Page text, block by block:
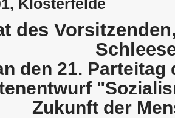
Klosterfelde
des
den 21. Parteitag
Zukunft der